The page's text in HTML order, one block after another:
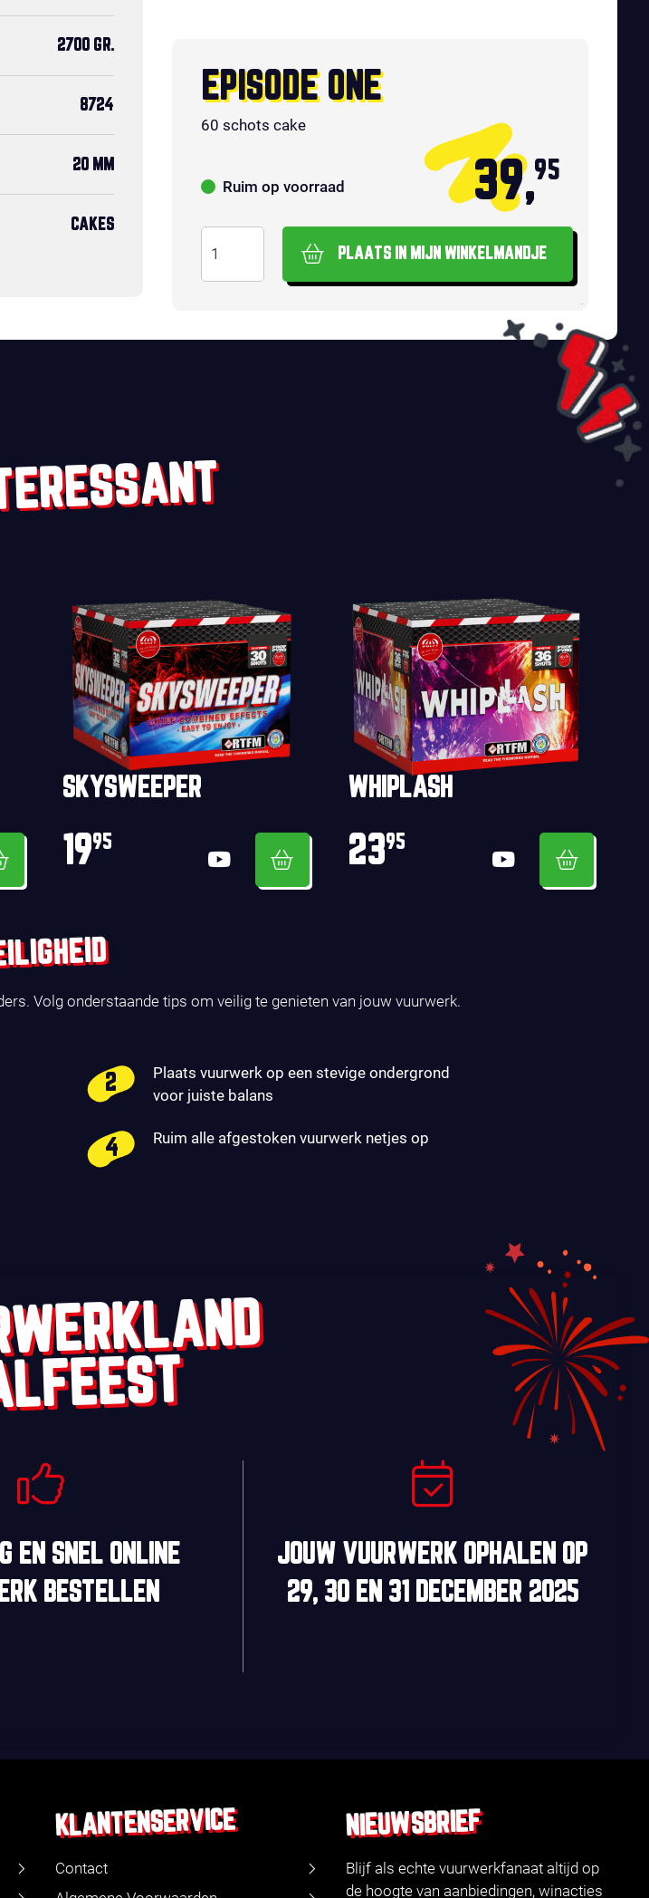
EPISODE ONE
60 schots cake
Ruim op voorraad 39,95
PLAATS IN MIJN WINKELMANDJE
2700 GR.
8724
20 MM
CAKES
SKYSWEEPER
1995
WHIPLASH
2395
Volg onderstaande tips om veilig te genieten van jouw vuurwerk.
Plaats vuurwerk op een stevige ondergrond
voor juiste balans
Ruim alle afgestoken vuurwerk netjes op
EN SNELONLINE
BESTELLEN
JOUW VUURWERK OPHALEN OP
29, 30EN 31 DECEMBER 2025
KLANTENSERVICE
Contact
NIEUWSBRIEF
Blijf als echte vuurwerkfanaat altijd op
de hoogte van aanbiedingen, winacties